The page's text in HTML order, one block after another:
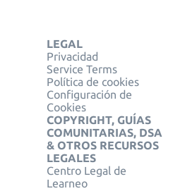
LEGAL
Privacidad
Service Terms
Política de cookies
Configuración de
Cookies
COPYRIGHT, GUÍAS
COMUNITARIAS, DSA
& OTROS RECURSOS
LEGALES
Centro Legal de
Learneo